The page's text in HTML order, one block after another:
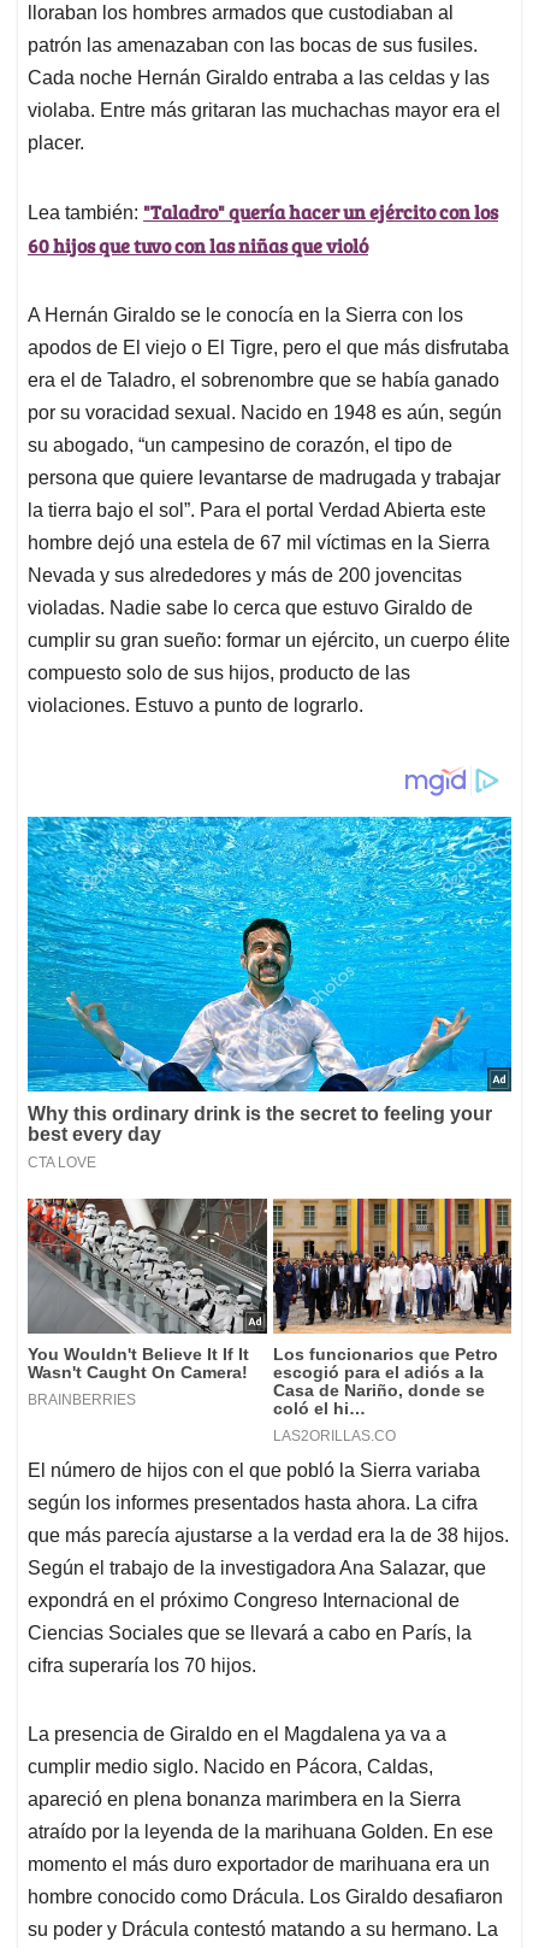
lloraban los hombres armados que custodiaban al
patrón las amenazaban con las bocas de sus fusiles.
Cada noche Hernán Giraldo entraba a las celdas y las
violaba. Entre más gritaran las muchachas mayor era el
placer.
Lea también: "Taladro" quería hacer un ejército con los
60 hijos que tuvo con las niñas que violó
A Hernán Giraldo se le conocía en la Sierra con los
apodos de El viejo o El Tigre, pero el que más disfrutaba
era el de Taladro, el sobrenombre que se había ganado
por su voracidad sexual. Nacido en 1948 es aún, según
su abogado, “un campesino de corazón, el tipo de
persona que quiere levantarse de madrugada y trabajar
la tierra bajo el sol”. Para el portal Verdad Abierta este
hombre dejó una estela de 67 mil víctimas en la Sierra
Nevada y sus alrededores y más de 200 jovencitas
violadas. Nadie sabe lo cerca que estuvo Giraldo de
cumplir su gran sueño: formar un ejército, un cuerpo élite
compuesto solo de sus hijos, producto de las
violaciones. Estuvo a punto de lograrlo.
El número de hijos con el que pobló la Sierra variaba
según los informes presentados hasta ahora. La cifra
que más parecía ajustarse a la verdad era la de 38 hijos.
Según el trabajo de la investigadora Ana Salazar, que
expondrá en el próximo Congreso Internacional de
Ciencias Sociales que se llevará a cabo en París, la
cifra superaría los 70 hijos.
La presencia de Giraldo en el Magdalena ya va a
cumplir medio siglo. Nacido en Pácora, Caldas,
apareció en plena bonanza marimbera en la Sierra
atraído por la leyenda de la marihuana Golden. En ese
momento el más duro exportador de marihuana era un
hombre conocido como Drácula. Los Giraldo desafiaron
su poder y Drácula contestó matando a su hermano. La